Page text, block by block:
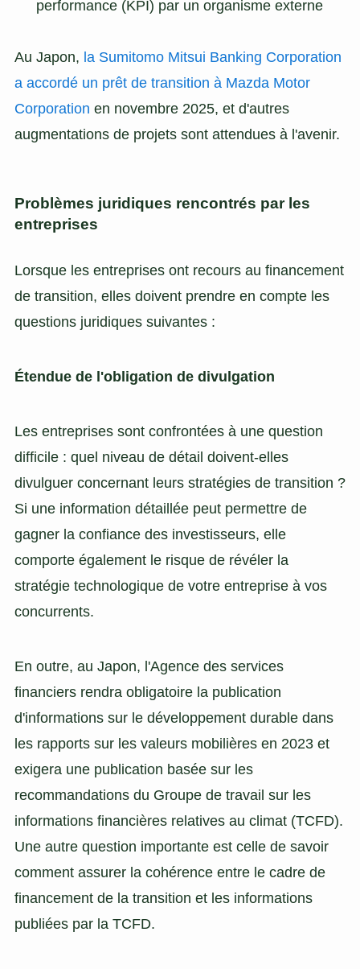
performance (KPI) par un organisme externe
Au Japon, la Sumitomo Mitsui Banking Corporation
a accordé un prêt de transition à Mazda Motor
Corporation en novembre 2025, et d'autres
augmentations de projets sont attendues à l'avenir.
Problèmes juridiques rencontrés par les
entreprises
Lorsque les entreprises ont recours au financement
de transition, elles doivent prendre en compte les
questions juridiques suivantes :
Étendue de l'obligation de divulgation
Les entreprises sont confrontées à une question
difficile : quel niveau de détail doivent-elles
divulguer concernant leurs stratégies de transition ?
Si une information détaillée peut permettre de
gagner la confiance des investisseurs, elle
comporte également le risque de révéler la
stratégie technologique de votre entreprise à vos
concurrents.
En outre, au Japon, l'Agence des services
financiers rendra obligatoire la publication
d'informations sur le développement durable dans
les rapports sur les valeurs mobilières en 2023 et
exigera une publication basée sur les
recommandations du Groupe de travail sur les
informations financières relatives au climat (TCFD).
Une autre question importante est celle de savoir
comment assurer la cohérence entre le cadre de
financement de la transition et les informations
publiées par la TCFD.